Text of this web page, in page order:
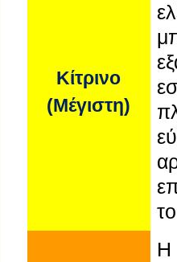
Κίτρινο
(Μέγιστη)
Η